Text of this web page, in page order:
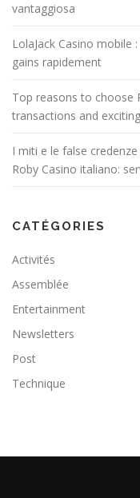
vantaggiosa
LolaJack Casino
gains rapidement
Top reasons to choose
transactions and
I miti e le false
Roby Casino italiano:
CATÉGORIES
Activités
Assemblée
Entertainment
Newsletters
Post
Technique